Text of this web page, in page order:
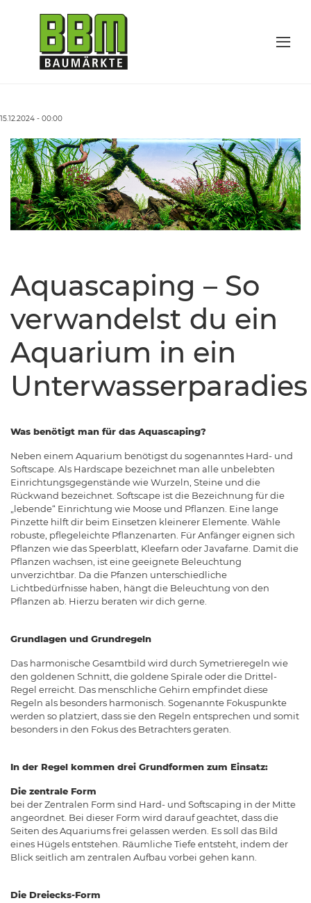
15.12.2024 - 00:00
Aquascaping – So
verwandelst du ein
Aquarium in ein
Unterwasserparadies
Was benötigt man für das Aquascaping?
Neben einem Aquarium benötigst du sogenanntes Hard- und
Softscape. Als Hardscape bezeichnet man alle unbelebten
Einrichtungsgegenstände wie Wurzeln, Steine und die
Rückwand bezeichnet. Softscape ist die Bezeichnung für die
„lebende“ Einrichtung wie Moose und Pflanzen. Eine lange
Pinzette hilft dir beim Einsetzen kleinerer Elemente. Wähle
robuste, pflegeleichte Pflanzenarten. Für Anfänger eignen sich
Pflanzen wie das Speerblatt, Kleefarn oder Javafarne. Damit die
Pflanzen wachsen, ist eine geeignete Beleuchtung
unverzichtbar. Da die Pfanzen unterschiedliche
Lichtbedürfnisse haben, hängt die Beleuchtung von den
Pflanzen ab. Hierzu beraten wir dich gerne.
Grundlagen und Grundregeln
Das harmonische Gesamtbild wird durch Symetrieregeln wie
den goldenen Schnitt, die goldene Spirale oder die Drittel-
Regel erreicht. Das menschliche Gehirn empfindet diese
Regeln als besonders harmonisch. Sogenannte Fokuspunkte
werden so platziert, dass sie den Regeln entsprechen und somit
besonders in den Fokus des Betrachters geraten.
In der Regel kommen drei Grundformen zum Einsatz:
Die zentrale Form
bei der Zentralen Form sind Hard- und Softscaping in der Mitte
angeordnet. Bei dieser Form wird darauf geachtet, dass die
Seiten des Aquariums frei gelassen werden. Es soll das Bild
eines Hügels entstehen. Räumliche Tiefe entsteht, indem der
Blick seitlich am zentralen Aufbau vorbei gehen kann.
Die Dreiecks-Form